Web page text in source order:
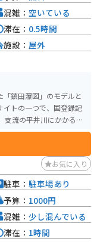
ます。これは、太陽を
り、その周囲に色のつい
ある姿が見えます。ま
鎮田瀑図」のモデルと
イトの一つで、国登録記
支流の平井川にかかる雌
す。その姿はまるで滝が
表出し、撮影スポットと
遺産に認定されている石
混雑： 空いている
滞在： 0.5時間
施設： 屋外
お気に入り
駐車： 駐車場あり
予算： 1000円
混雑： 少し混んでいる
滞在： 1時間